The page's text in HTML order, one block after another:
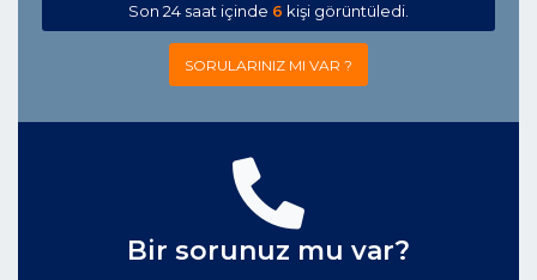
Son 24 saat içinde 6 kişi görüntüledi.
SORULARINIZ MI VAR ?
Bir sorunuz mu var?